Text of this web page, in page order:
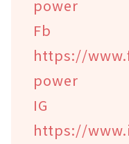
power
https://
power
https://